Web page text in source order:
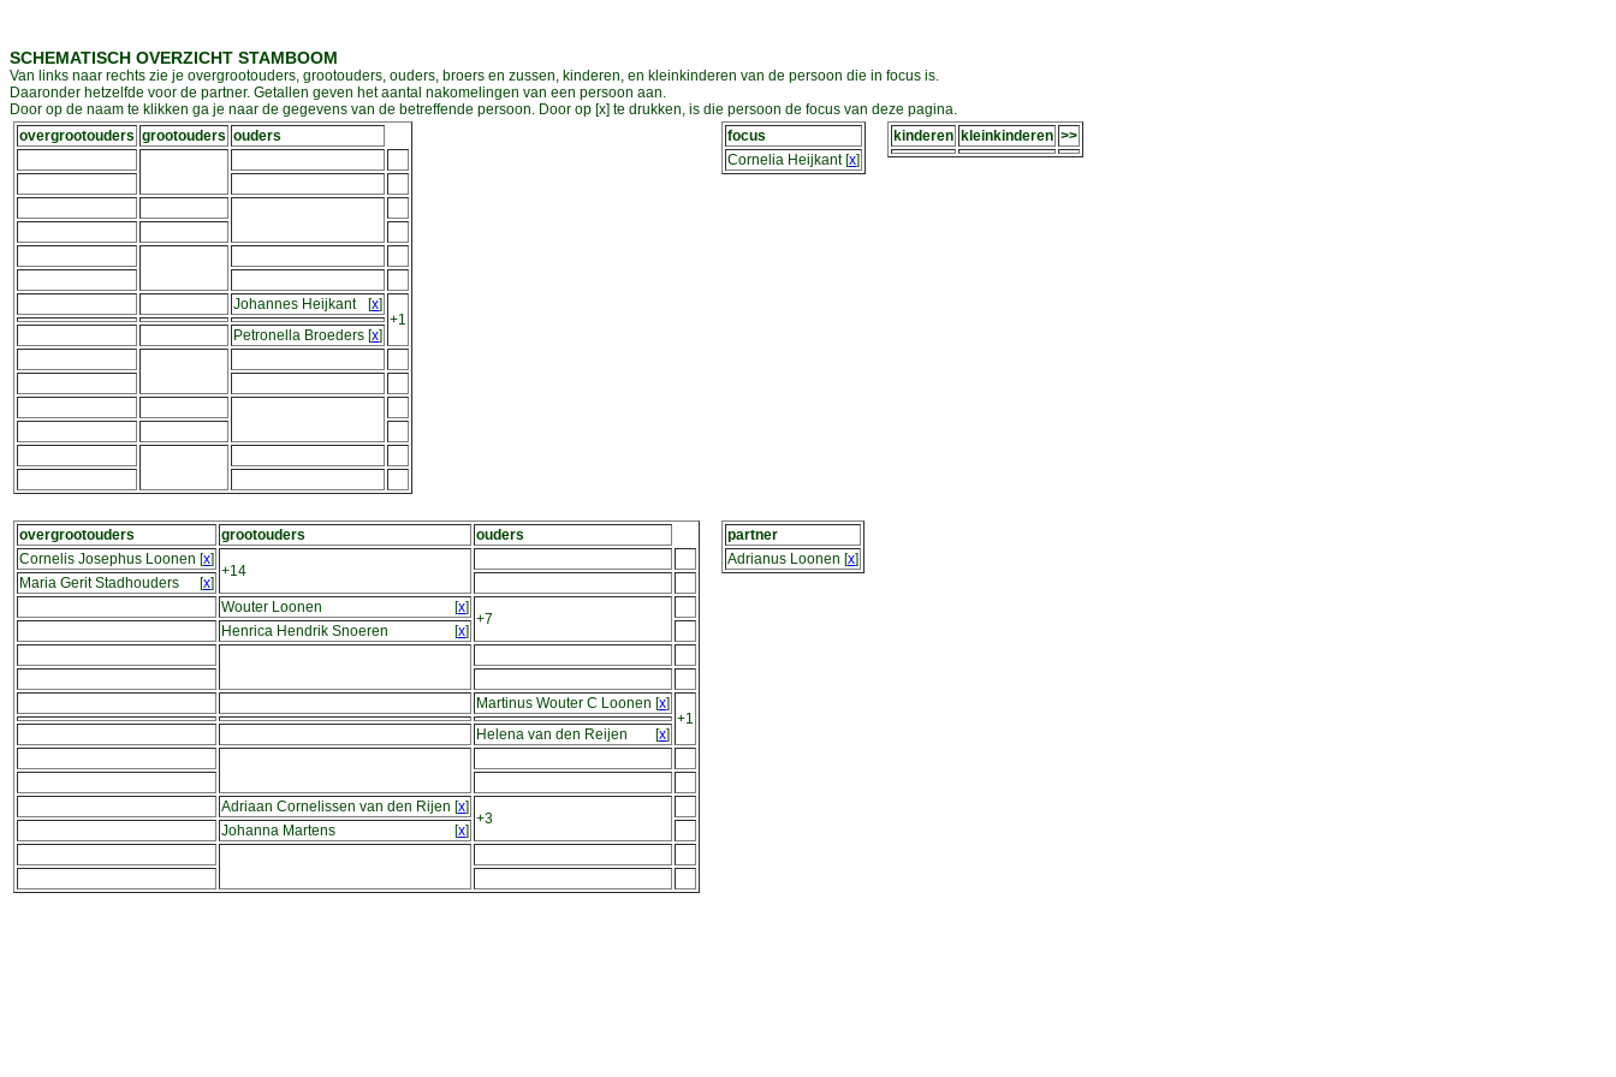
SCHEMATISCH OVERZICHT STAMBOOM
Van links naar rechts zie je overgrootouders, grootouders, ouders, broers en zussen, kinderen, en kleinkinderen van de persoon die in focus is.
Daaronder hetzelfde voor de partner. Getallen geven het aantal nakomelingen van een persoon aan.
Door op de naam te klikken ga je naar de gegevens van de betreffende persoon. Door op [x] te drukken, is die persoon de focus van deze pagina.
overgrootouders grootouders ouders
Johannes Heijkant [x]
+1
Petronella Broeders [x]
focus
Cornelia Heijkant[x]
kinderen kleinkinderen >>
overgrootouders grootouders
ouders
Cornelis Josephus Loonen [x]
+14
Maria Gerit Stadhouders [x]
Wouter Loonen
[x]
+7
Henrica Hendrik Snoeren [x]
Martinus Wouter C Loonen [x]
+1
Helena van den Reijen
[x]
Adriaan Cornelissen van den Rijen [x]
+3
Johanna Martens [x]
partner
Adrianus Loonen [x]